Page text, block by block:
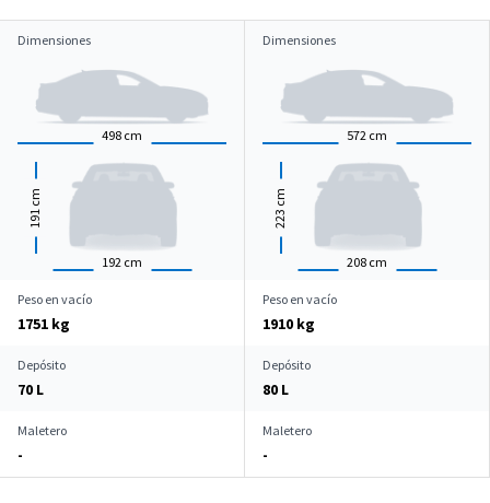
Dimensiones
498 cm
192 cm
191
cm
Dimensiones
572 cm
208 cm
223
cm
Peso en vacío
1751 kg
Peso en vacío
1910 kg
Depósito
70 L
Depósito
80 L
Maletero
-
Maletero
-